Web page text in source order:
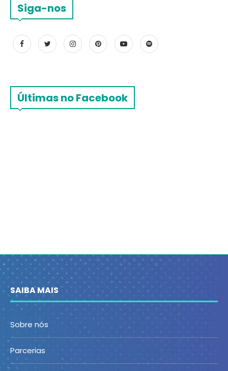
Siga-nos
Últimas no Facebook
SAIBA MAIS
Sobre nós
Parcerias